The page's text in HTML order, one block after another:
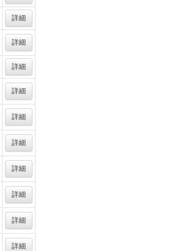
詳細
詳細
詳細
詳細
詳細
詳細
詳細
詳細
詳細
詳細